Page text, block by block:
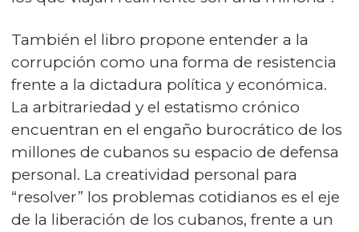
También el libro propone entender a la
corrupción como una forma de resistencia
frente a la dictadura política y económica.
La arbitrariedad y el estatismo crónico
encuentran en el engaño burocrático de los
millones de cubanos su espacio de defensa
personal. La creatividad personal para
“resolver” los problemas cotidianos es el eje
de la liberación de los cubanos, frente a un